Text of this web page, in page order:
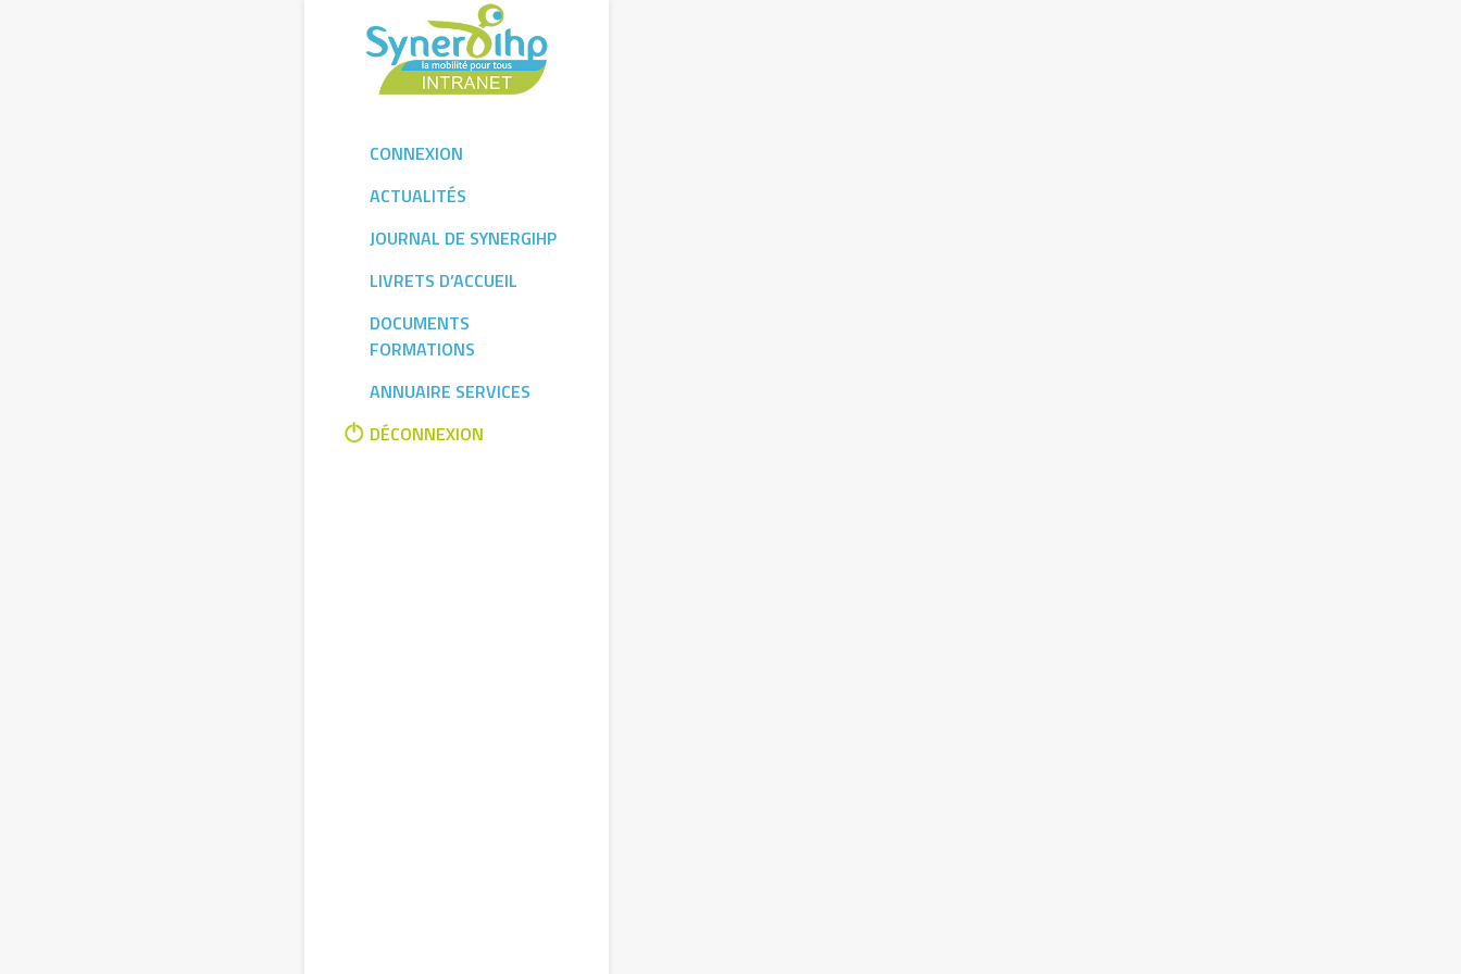
CONNEXION
ACTUALITÉS
JOURNAL DE SYNERGIHP
LIVRETS D’ACCUEIL
DOCUMENTS
FORMATIONS
ANNUAIRE SERVICES
DÉCONNEXION